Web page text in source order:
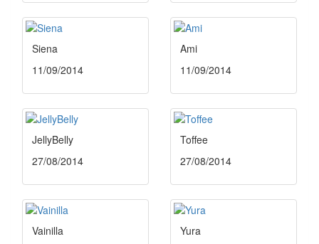
Siena
11/09/2014
Ami
11/09/2014
JellyBelly
27/08/2014
Toffee
27/08/2014
Vainilla
Yura